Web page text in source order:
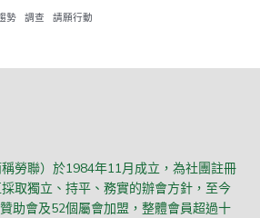
勢 調查 請願行動
勞聯）於1984年11月成立，為社團註冊
取獨立、持平、務實的辦會方針，至今
助會及52個屬會加盟，整體會員超過十